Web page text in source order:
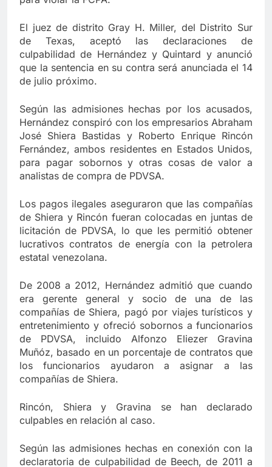
El juez de distrito Gray H. Miller, del Distrito Sur
de Texas, aceptó las declaraciones de
culpabilidad de Hernández y Quintard y anunció
que la sentencia en su contra será anunciada el 14
de julio próximo.
Según las admisiones hechas por los acusados,
Hernández conspiró con los empresarios Abraham
José Shiera Bastidas y Roberto Enrique Rincón
Fernández, ambos residentes en Estados Unidos,
para pagar sobornos y otras cosas de valor a
analistas de compra de PDVSA.
Los pagos ilegales aseguraron que las compañías
de Shiera y Rincón fueran colocadas en juntas de
licitación de PDVSA, lo que les permitió obtener
lucrativos contratos de energía con la petrolera
estatal venezolana.
De 2008 a 2012, Hernández admitió que cuando
era gerente general y socio de una de las
compañías de Shiera, pagó por viajes turísticos y
entretenimiento y ofreció sobornos a funcionarios
de PDVSA, incluido Alfonzo Eliezer Gravina
Muñóz, basado en un porcentaje de contratos que
los funcionarios ayudaron a asignar a las
compañías de Shiera.
Rincón, Shiera y Gravina se han declarado
culpables en relación al caso.
Según las admisiones hechas en conexión con la
declaratoria de culpabilidad de Beech, de 2011 a